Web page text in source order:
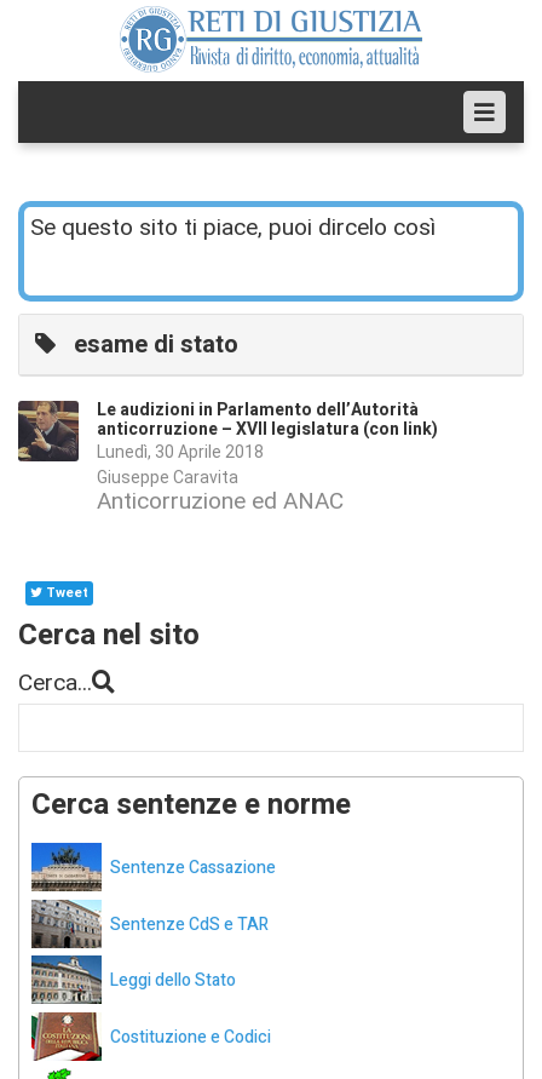
Se questo sito ti piace, puoi dircelo così
esame di stato
Le audizioni in Parlamento dell’Autorità
anticorruzione – XVII legislatura (con link)
Lunedì, 30 Aprile 2018
Giuseppe Caravita
Anticorruzione ed ANAC
Tweet
Cerca nel sito
Cerca...
Cerca sentenze e norme
Sentenze Cassazione
Sentenze CdS e TAR
Leggi dello Stato
Costituzione e Codici